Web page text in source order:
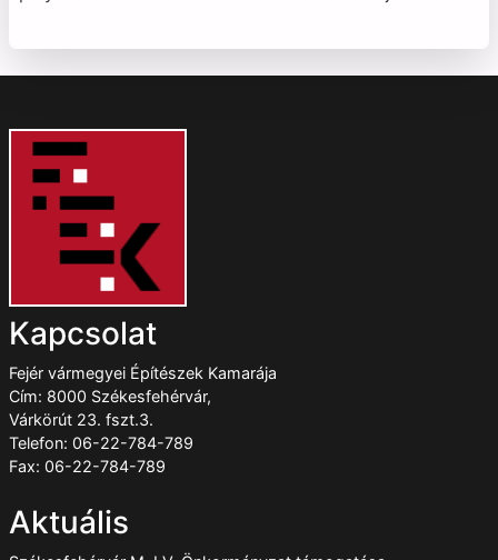
Kapcsolat
Fejér vármegyei Építészek Kamarája
Cím: 8000 Székesfehérvár,
Várkörút 23. fszt.3.
Telefon: 06-22-784-789
Fax: 06-22-784-789
Aktuális